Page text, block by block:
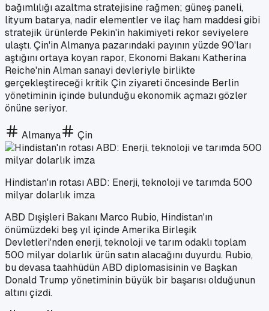
bağımlılığı azaltma stratejisine rağmen; güneş paneli,
lityum batarya, nadir elementler ve ilaç ham maddesi gibi
stratejik ürünlerde Pekin'in hakimiyeti rekor seviyelere
ulaştı. Çin'in Almanya pazarındaki payının yüzde 90'ları
aştığını ortaya koyan rapor, Ekonomi Bakanı Katherina
Reiche'nin Alman sanayi devleriyle birlikte
gerçekleştireceği kritik Çin ziyareti öncesinde Berlin
yönetiminin içinde bulunduğu ekonomik açmazı gözler
önüne seriyor.
Almanya Çin
Hindistan'ın rotası ABD: Enerji, teknoloji ve tarımda 500
milyar dolarlık imza
ABD Dışişleri Bakanı Marco Rubio, Hindistan'ın
önümüzdeki beş yıl içinde Amerika Birleşik
Devletleri'nden enerji, teknoloji ve tarım odaklı toplam
500 milyar dolarlık ürün satın alacağını duyurdu. Rubio,
bu devasa taahhüdün ABD diplomasisinin ve Başkan
Donald Trump yönetiminin büyük bir başarısı olduğunun
altını çizdi.